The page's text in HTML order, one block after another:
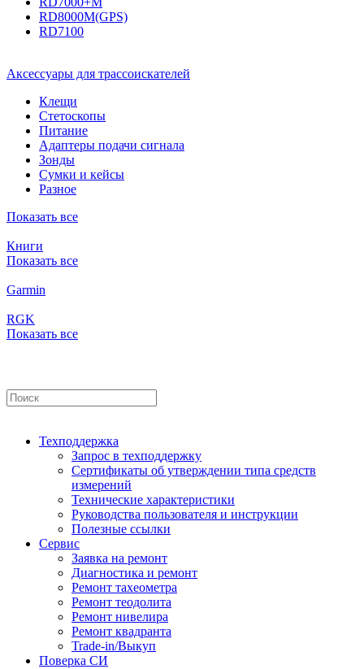
RD8000M(GPS)
RD7100
Аксессуары для трассоискателей
Клещи
Стетоскопы
Питание
Адаптеры подачи сигнала
Зонды
Сумки и кейсы
Разное
Показать все
Книги
Показать все
Garmin
RGK
Показать все
Техподдержка
Запрос в техподдержку
Сертификаты об утверждении типа средств
измерений
Технические характеристики
Руководства пользователя и инструкции
Полезные ссылки
Сервис
Заявка на ремонт
Диагностика и ремонт
Ремонт тахеометра
Ремонт теодолита
Ремонт нивелира
Ремонт квадранта
Trade-in/Выкуп
Поверка СИ